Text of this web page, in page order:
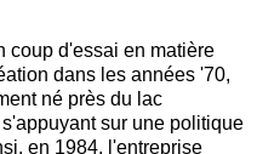
coup d'essai en matière
dans les années '70,
né près du lac
sur une politique
en 1984, l'entreprise